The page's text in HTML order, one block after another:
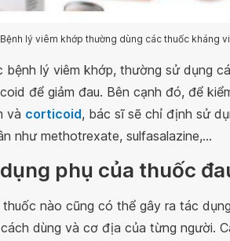
Bệnh lý viêm khớp thường dùng các thuốc kháng
bệnh lý viêm khớp, thường sử dụng
để giảm đau. Bên cạnh đó, để
và corticoid, bác sĩ sẽ chỉ định sử
như methotrexate, sulfasalazine,...
dụng phụ của thuốc
nào cũng có thể gây ra tác
dùng và cơ địa của từng người.